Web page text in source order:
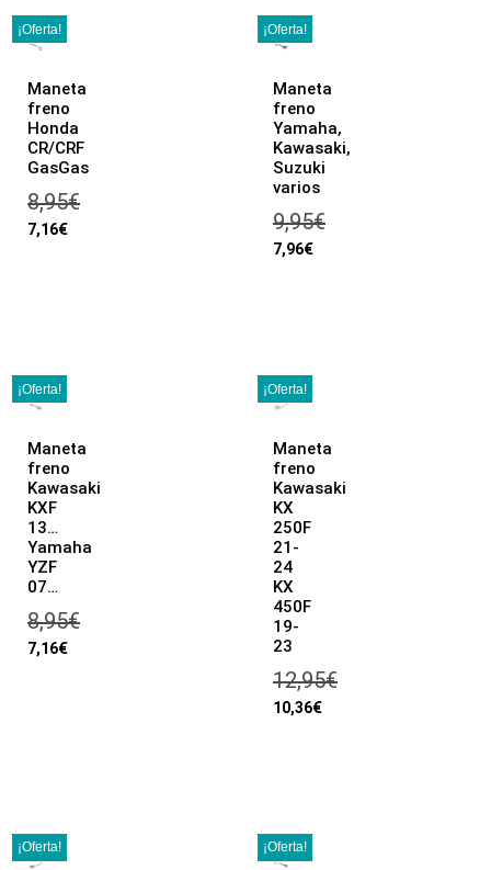
¡Oferta!
Maneta
freno
Honda
CR/CRF
GasGas
8,95€
7,16€
¡Oferta!
Maneta
freno
Yamaha,
Kawasaki,
Suzuki
varios
9,95€
7,96€
¡Oferta!
Maneta
freno
Kawasaki
KXF
13…
Yamaha
YZF
07…
8,95€
7,16€
¡Oferta!
Maneta
freno
Kawasaki
KX
250F
21-
24
KX
450F
19-
23
12,95€
10,36€
¡Oferta! ¡Oferta!